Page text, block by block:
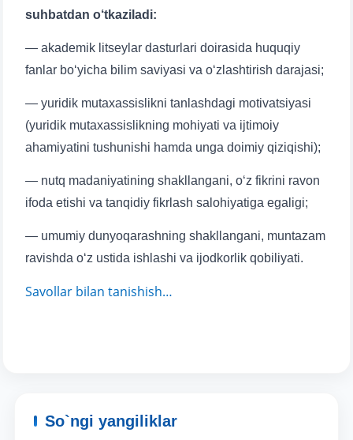
Ism va familiyangiz
Telefon raqamingiz
Pochta
yuborish
suhbatdan o‘tkaziladi:
— akademik litseylar dasturlari doirasida huquqiy
fanlar bo‘yicha bilim saviyasi va o‘zlashtirish darajasi;
— yuridik mutaxassislikni tanlashdagi motivatsiyasi
(yuridik mutaxassislikning mohiyati va ijtimoiy
ahamiyatini tushunishi hamda unga doimiy qiziqishi);
— nutq madaniyatining shakllangani, o‘z fikrini ravon
ifoda etishi va tanqidiy fikrlash salohiyatiga egaligi;
— umumiy dunyoqarashning shakllangani, muntazam
ravishda o‘z ustida ishlashi va ijodkorlik qobiliyati.
Savollar bilan tanishish…
So`ngi yangiliklar